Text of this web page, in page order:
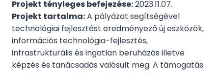
Projekt tényleges befejezése:2023.11.07.
Projekt tartalma:A pályázat segítségével
technológiai fejlesztést eredményező új eszközök,
információs technológia-fejlesztés,
infrastrukturális és ingatlan beruházás illetve
képzés és tanácsadás valósult meg. A támogatás